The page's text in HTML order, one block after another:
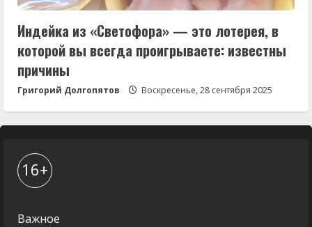
Индейка из «Светофора» — это лотерея, в
которой вы всегда проигрываете: известны
причины
Григорий Долгопятов Воскресенье, 28 сентября 2025
16+
Важное